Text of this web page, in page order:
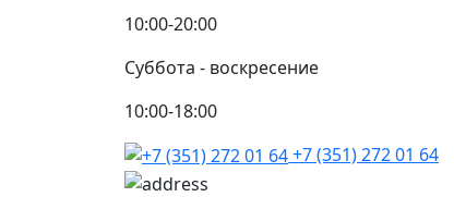
10:00-20:00
Суббота - воскресение
10:00-18:00
+7 (351) 272 01 64